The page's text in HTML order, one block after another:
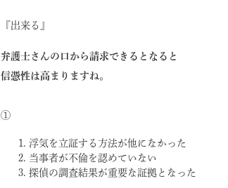
『出来る』
弁護士さんの口から請求できるとなると
信憑性は高まりますね。
①
浮気を立証する方法が他になかった
当事者が不倫を認めていない
探偵の調査結果が重要な証拠となった